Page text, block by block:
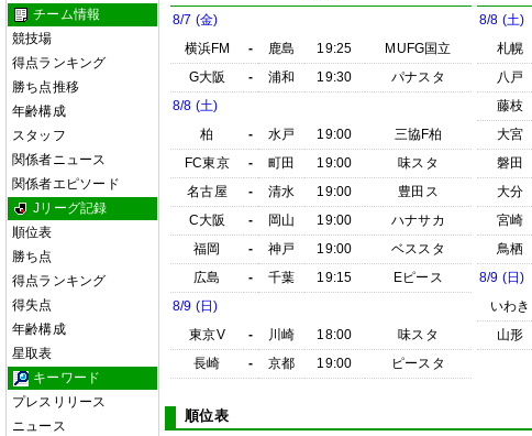
チーム情報
競技場
得点ランキング
勝ち点推移
年齢構成
スタッフ
関係者ニュース
関係者エピソード
Jリーグ記録
順位表
勝ち点
得点ランキング
得失点
年齢構成
星取表
キーワード
プレスリリース
ニュース
8/7 (金)
横浜FM
- 鹿島 19:25
MUFG国立
G大阪
- 浦和 19:30
パナスタ
8/8 (土)
柏
- 水戸 19:00
三協F柏
FC東京
- 町田 19:00
味スタ
名古屋
- 清水 19:00
豊田ス
C大阪
- 岡山 19:00
ハナサカ
福岡
- 神戸 19:00
ベススタ
広島
- 千葉 19:15
Eピース
8/9 (日)
東京V
- 川崎 18:00
味スタ
長崎
- 京都 19:00 ピースタ
8/8 (土)
札幌
八戸
藤枝
大宮
磐田
大分
宮崎
鳥栖
8/9 (日)
いわき
山形
順位表